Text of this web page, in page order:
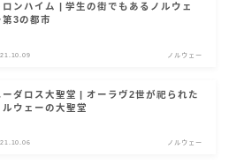
ロンハイム | 学生の街でもあるノルウェ
第3の都市
ノルウェー
ーダロス大聖堂 | オーラヴ2世が祀られた
ルウェーの大聖堂
ノルウェー